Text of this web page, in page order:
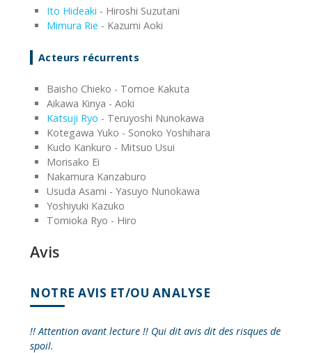
Ito Hideaki - Hiroshi Suzutani
Mimura Rie - Kazumi Aoki
Acteurs récurrents
Baisho Chieko - Tomoe Kakuta
Aikawa Kinya - Aoki
Katsuji Ryo - Teruyoshi Nunokawa
Kotegawa Yuko - Sonoko Yoshihara
Kudo Kankuro - Mitsuo Usui
Morisako Ei
Nakamura Kanzaburo
Usuda Asami - Yasuyo Nunokawa
Yoshiyuki Kazuko
Tomioka Ryo - Hiro
Avis
NOTRE AVIS ET/OU ANALYSE
!! Attention avant lecture !! Qui dit avis dit des risques de
spoil.